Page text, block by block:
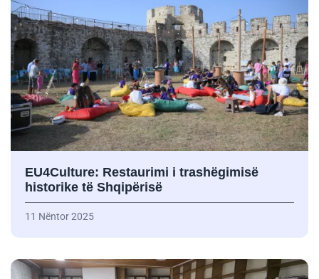
EU4Culture: Restaurimi i trashëgimisë
historike të Shqipërisë
11 Nëntor 2025